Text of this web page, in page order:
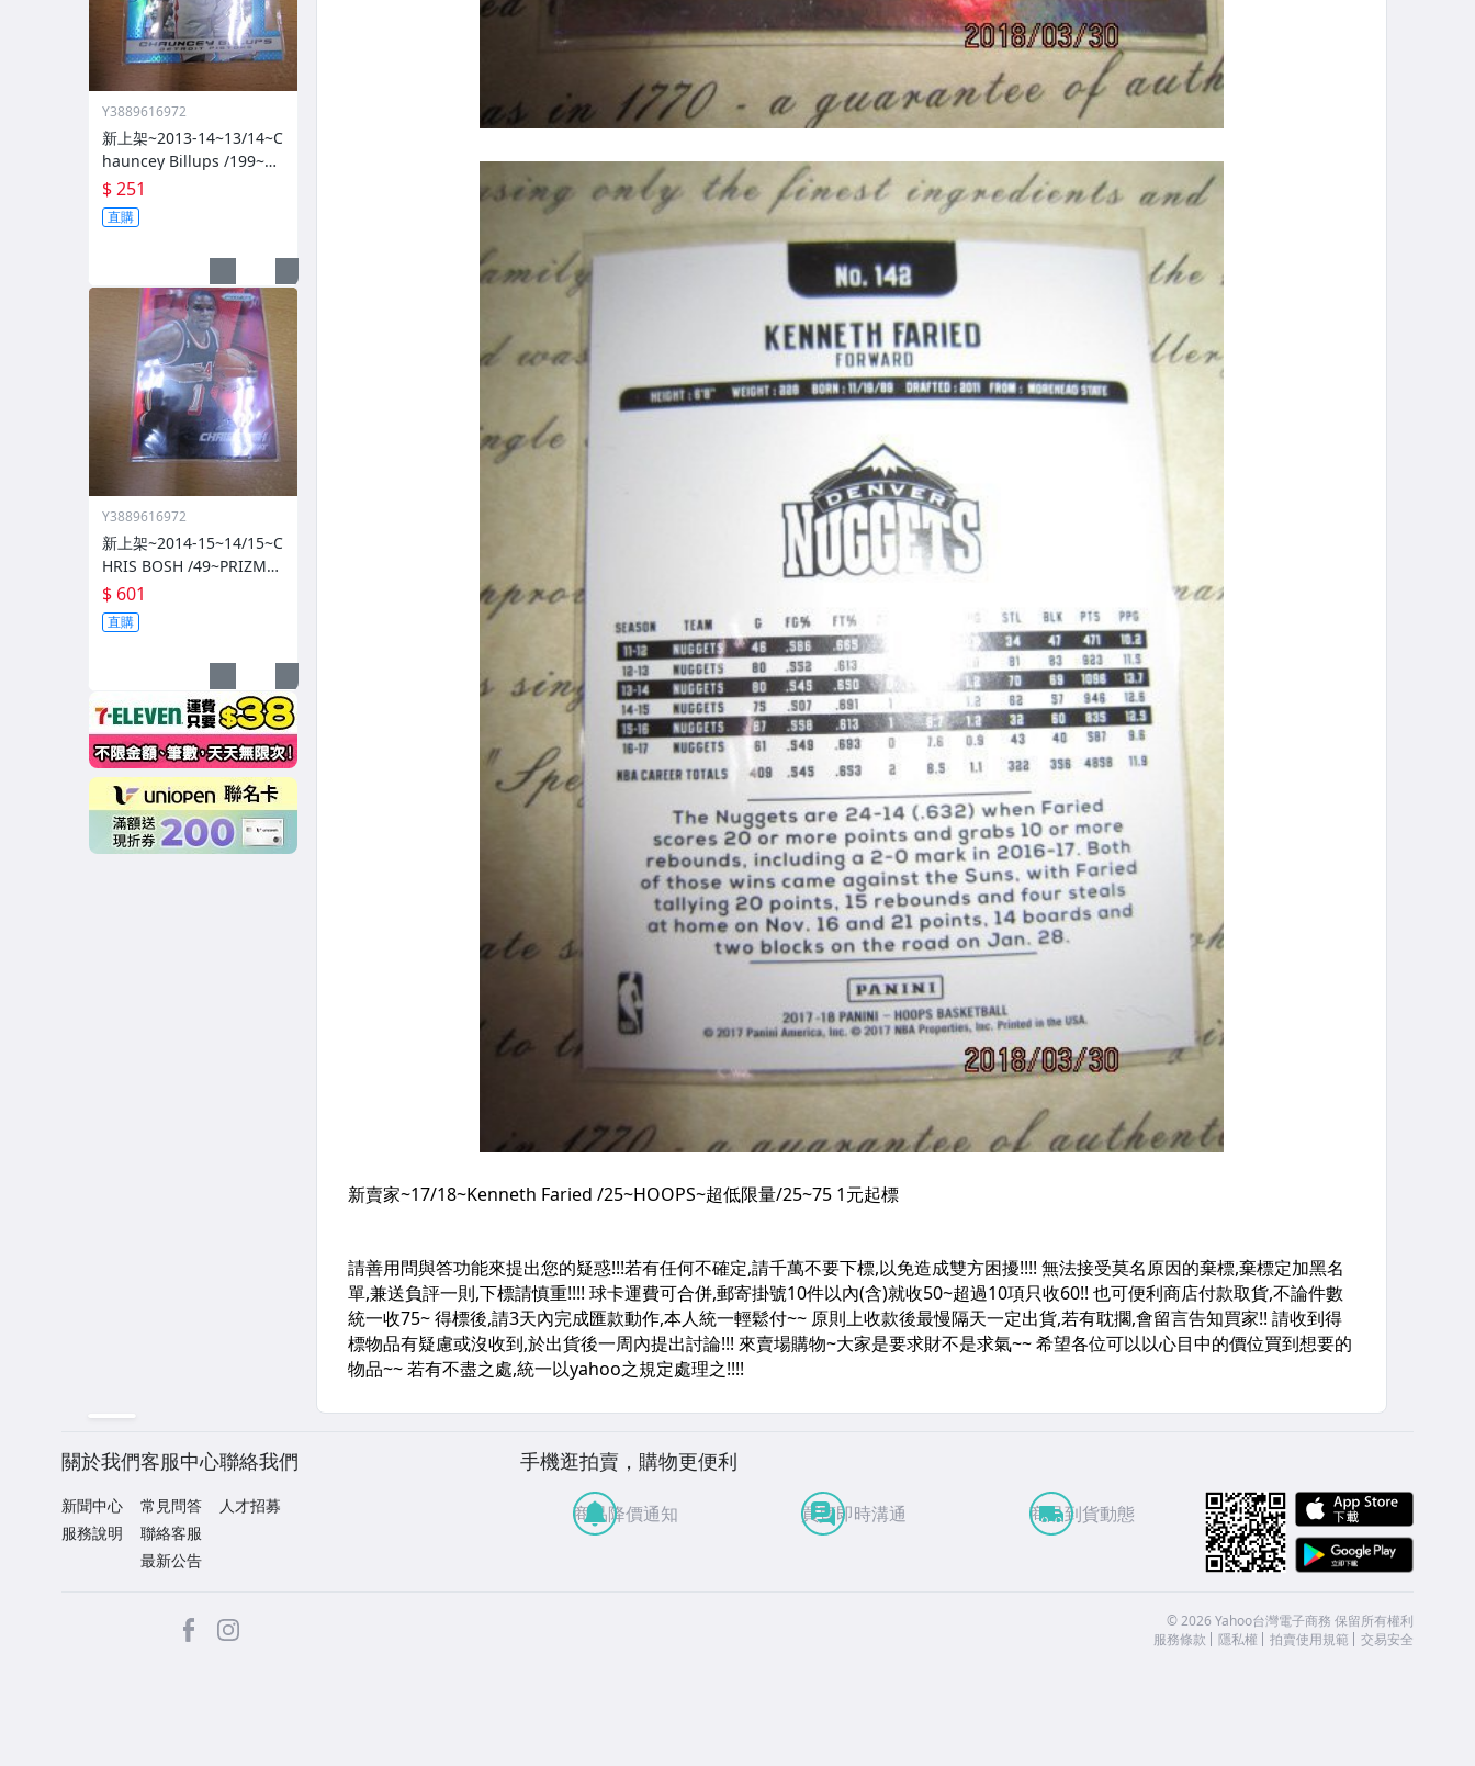
Y3889616972
新上架~2013-14~13/14~C
hauncey Billups /199~PR
IZM~SILVER~藍亮~限量/1
99~1060114-1
$ 251
直購
Y3889616972
新上架~2014-15~14/15~C
HRIS BOSH /49~PRIZM~S
ILVER~紅亮~低限量/49~1
060114-1
$ 601
直購
關於我們
新聞中心
服務說明
客服中心
常見問答
聯絡客服
最新公告
聯絡我們
人才招募
手機逛拍賣，購物更便利
商品降價通知 買賣即時溝通 商品到貨動態
facebook ©2026 Yahoo台灣電子商務 保留所有權利
服務條款
隱私權 拍賣使用規範 交易安全